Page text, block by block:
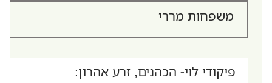
משפחות מררי
פיקודי לוי- הכהנים, זרע אהרון: